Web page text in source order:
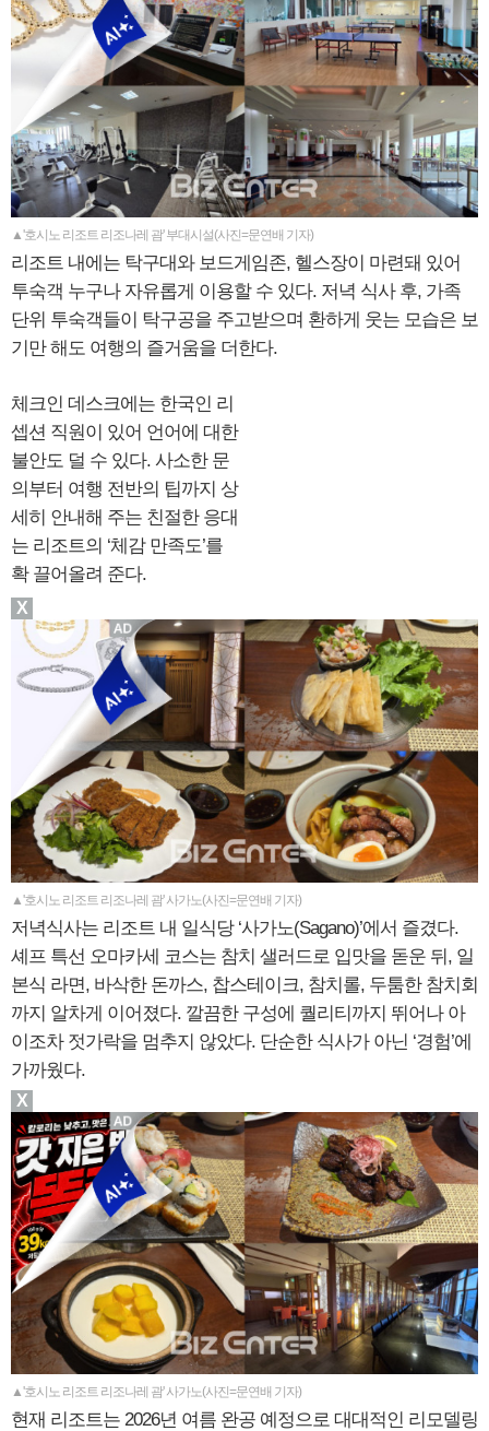
▲'호시노 리조트 리조나레 괌' 부대시설(사진=문연배 기자)
리조트 내에는 탁구대와 보드게임존, 헬스장이 마련돼 있어
투숙객 누구나 자유롭게 이용할 수 있다. 저녁 식사 후, 가족
단위 투숙객들이 탁구공을 주고받으며 환하게 웃는 모습은 보
기만 해도 여행의 즐거움을 더한다.
체크인 데스크에는 한국인 리
셉션 직원이 있어 언어에 대한
불안도 덜 수 있다. 사소한 문
의부터 여행 전반의 팁까지 상
세히 안내해 주는 친절한 응대
는 리조트의 ‘체감 만족도’를
확 끌어올려 준다.
▲'호시노 리조트 리조나레 괌' 사가노(사진=문연배 기자)
저녁식사는 리조트 내 일식당 ‘사가노(Sagano)’에서 즐겼다.
셰프 특선 오마카세 코스는 참치 샐러드로 입맛을 돋운 뒤, 일
본식 라면, 바삭한 돈까스, 찹스테이크, 참치롤, 두툼한 참치회
까지 알차게 이어졌다. 깔끔한 구성에 퀄리티까지 뛰어나 아
이조차 젓가락을 멈추지 않았다. 단순한 식사가 아닌 ‘경험’에
가까웠다.
▲'호시노 리조트 리조나레 괌' 사가노(사진=문연배 기자)
현재 리조트는 2026년 여름 완공 예정으로 대대적인 리모델링
X
X